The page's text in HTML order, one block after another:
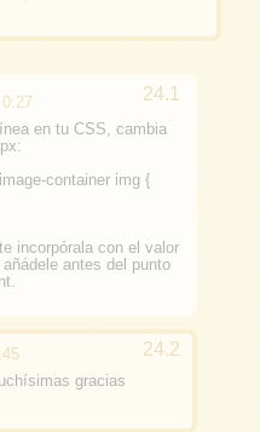
en tu CSS, cambia
container img {
incorpórala con el valor
antes del punto
gracias